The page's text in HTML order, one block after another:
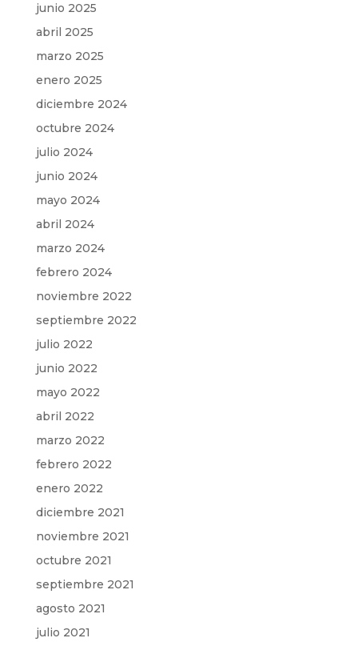
junio 2025
abril 2025
marzo 2025
enero 2025
diciembre 2024
octubre 2024
julio 2024
junio 2024
mayo 2024
abril 2024
marzo 2024
febrero 2024
noviembre 2022
septiembre 2022
julio 2022
junio 2022
mayo 2022
abril 2022
marzo 2022
febrero 2022
enero 2022
diciembre 2021
noviembre 2021
octubre 2021
septiembre 2021
agosto 2021
julio 2021